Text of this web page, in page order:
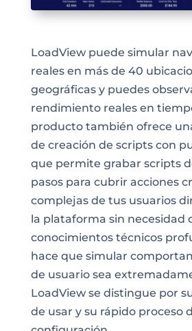
LoadView puede simular
reales en más de 40
geográficas y puedes
rendimiento reales en
producto también ofrece
de creación de scripts con
que permite grabar scripts
pasos para cubrir acciones
complejas de tus usuarios
la plataforma sin necesidad
conocimientos técnicos
hace que simular
de usuario sea
LoadView se distingue por
de usar y su rápido proceso